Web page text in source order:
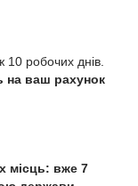
10 робочих днів.
на ваш рахунок
місць: вже 7